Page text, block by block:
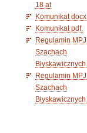
18 at
Komunikat docx
Komunikat pdf.
Regulamin
Szachach
Regulamin
Szachach